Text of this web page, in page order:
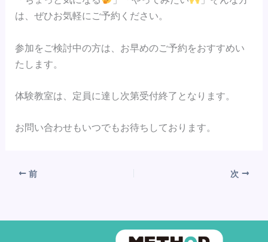
は、ぜひお気軽にご予約ください。
参加をご検討中の方は、お早めのご予約をおすすめい
たします。
体験教室は、定員に達し次第受付終了となります。
お問い合わせもいつでもお待ちしております。
前 次